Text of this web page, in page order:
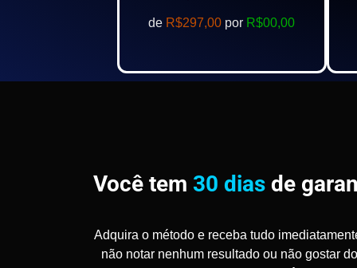
de R$297,00 por R$00,00
Você tem 30 dias de
Adquira o método e receba tudo
não notar nenhum resultado ou não gostar